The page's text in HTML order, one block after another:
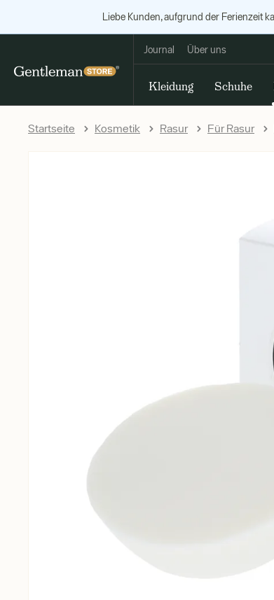
Liebe Kunden, aufgrund der Ferienzeit
Journal Über uns
Kleidung Schuhe
Startseite Kosmetik Rasur Für Rasur